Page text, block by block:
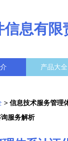
息有限
产品大全
> 信息技术服务管理
服务解析